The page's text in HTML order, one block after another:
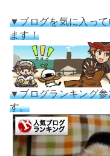
▼ブログを気に入って
ます！
▼ブログランキング参
す。